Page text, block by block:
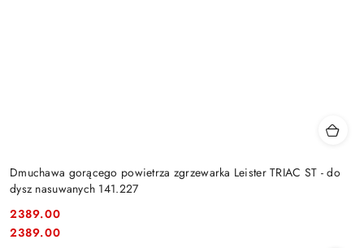
Dmuchawa gorącego powietrza zgrzewarka Leister TRIAC ST - do
dysz nasuwanych 141.227
Cena:
2389.00
Cena:
2389.00